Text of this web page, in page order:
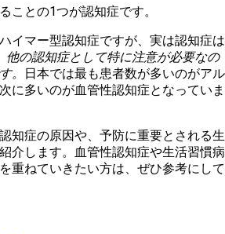
ことの1つが認知症です。
イマー型認知症ですが、実は認知症は
他の認知症として特に注意が必要なの
。
日本では最も患者数が多いのがアル
に多いのが血管性認知症となっていま
知症の原因や、予防に重要とされる生
介します。血管性認知症や生活習慣病
重ねていきたい方は、ぜひ参考にして